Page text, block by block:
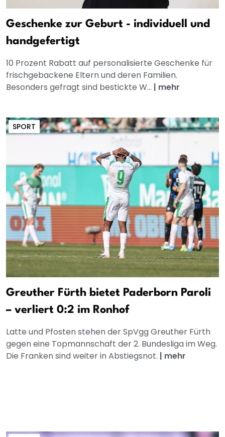
Geschenke zur Geburt - individuell und
handgefertigt
10 Prozent Rabatt auf personalisierte Geschenke für
frischgebackene Eltern und deren Familien.
Besonders gefragt sind bestickte W... | mehr
SPORT
Greuther Fürth bietet Paderborn Paroli
– verliert 0:2 im Ronhof
Latte und Pfosten stehen der SpVgg Greuther Fürth
gegen eine Topmannschaft der 2. Bundesliga im Weg.
Die Franken sind weiter in Abstiegsnot. | mehr